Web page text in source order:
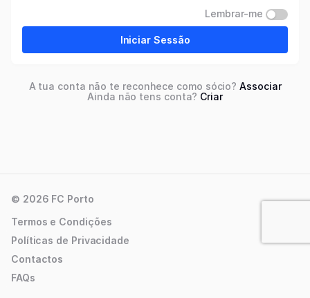
Lembrar-me
Iniciar Sessão
A tua conta não te reconhece como sócio?Associar
Ainda não tens conta? Criar
© 2026 FC Porto
Termos e Condições
Políticas de Privacidade
Contactos
FAQs